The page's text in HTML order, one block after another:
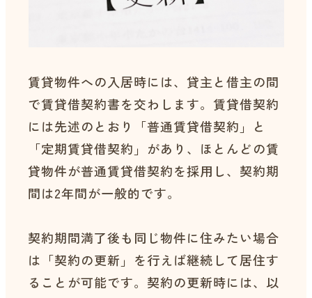
賃貸物件への入居時には、貸主と借主の間
で賃貸借契約書を交わします。賃貸借契約
には先述のとおり「普通賃貸借契約」と
「定期賃貸借契約」があり、ほとんどの賃
貸物件が普通賃貸借契約を採用し、契約期
間は2年間が一般的です。
契約期間満了後も同じ物件に住みたい場合
は「契約の更新」を行えば継続して居住す
ることが可能です。契約の更新時には、以